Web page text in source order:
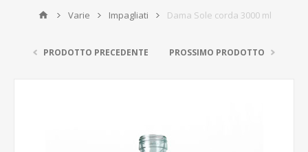
Varie Impagliati Dama Sole corda 3000 ml
PRODOTTO PRECEDENTE PROSSIMO PRODOTTO